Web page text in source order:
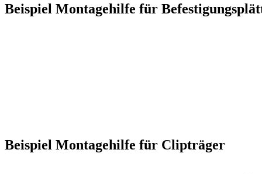
Beispiel Montagehilfe für
Beispiel Montagehilfe für Clipträger